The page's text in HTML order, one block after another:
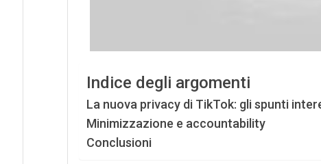
Indice degli argomenti
La nuova privacy di TikTok: gli spunti
Minimizzazione e accountability
Conclusioni